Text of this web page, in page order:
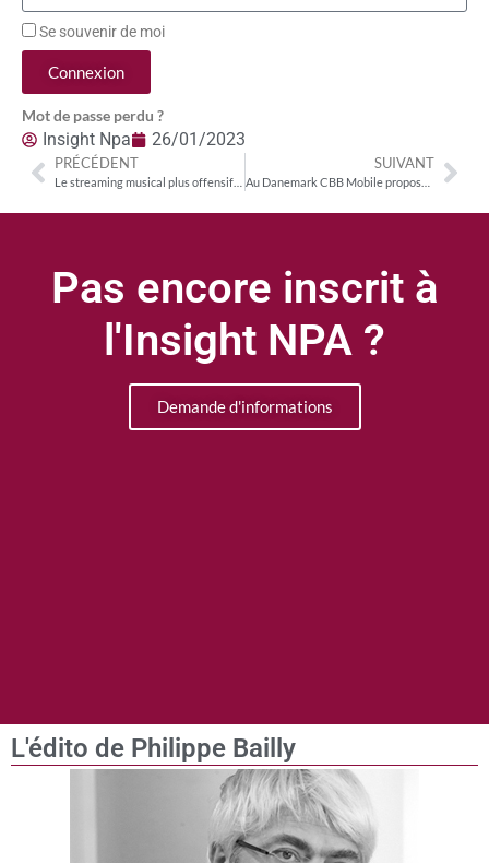
Se souvenir de moi
Connexion
Mot de passe perdu ?
Insight Npa 26/01/2023
PRÉCÉDENT SUIVANT
Au Danemark CBB Mobile propose à ses abonnés des bouquets de service de streaming à petits prix
Pas encore inscrit à
l'Insight NPA ?
Demande d'informations
L'édito de Philippe Bailly